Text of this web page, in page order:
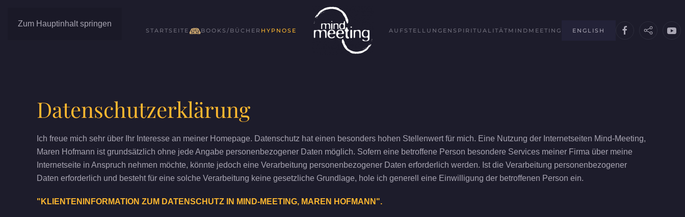
Zum Hauptinhalt springen
STARTSEITE BOOKS/BÜCHER HYPNOSE AUFSTELLUNGEN SPIRITUALITÄTMINDMEETING ENGLISH
Datenschutzerklärung
Ich freue mich sehr über Ihr Interesse an meiner Homepage. Datenschutz hat einen besonders hohen Stellenwert für mich. Eine Nutzung der Internetseiten Mind-Meeting,
Maren Hofmann ist grundsätzlich ohne jede Angabe personenbezogener Daten möglich. Sofern eine betroffene Person besondere Services meiner Firma über meine
Internetseite in Anspruch nehmen möchte, könnte jedoch eine Verarbeitung personenbezogener Daten erforderlich werden. Ist die Verarbeitung personenbezogener
Daten erforderlich und besteht für eine solche Verarbeitung keine gesetzliche Grundlage, hole ich generell eine Einwilligung der betroffenen Person ein.
"KLIENTENINFORMATION ZUM DATENSCHUTZ IN MIND-MEETING, MAREN HOFMANN".